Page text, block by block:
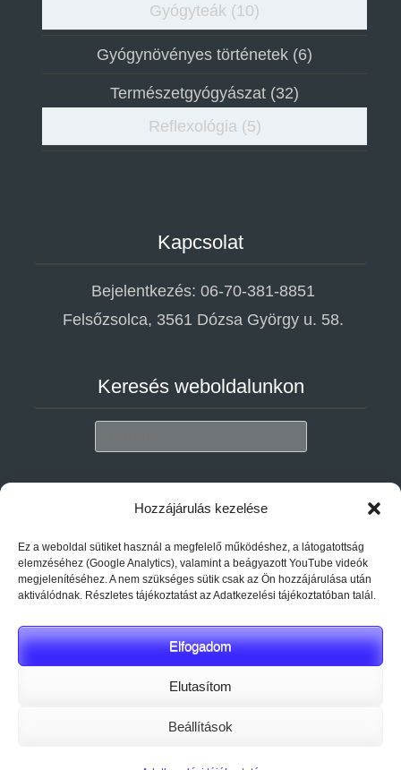
Hozzájárulás kezelése
Ez a weboldal sütiket használ a megfelelő működéshez, a látogatottság
elemzéséhez (Google Analytics), valamint a beágyazott YouTube videók
megjelenítéséhez. A nem szükséges sütik csak az Ön hozzájárulása után
aktiválódnak. Részletes tájékoztatást az Adatkezelési tájékoztatóban talál.
Elfogadom
Elutasítom
Beállítások
Gyógyteák (10)
Gyógynövényes történetek (6)
Természetgyógyászat (32)
Reflexológia (5)
Kapcsolat
Bejelentkezés: 06-70-381-8851
Felsőzsolca, 3561 Dózsa György u. 58.
Keresés weboldalunkon
Adatvédelem
Adatkezelési tájékoztató megtekintése
Impresszum_Gyogyforras2000
honlapkészítések